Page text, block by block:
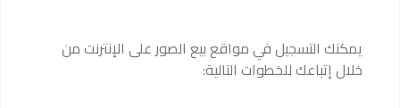
يمكنك التسجيل في مواقع بيع الصور على الإنترنت من
خلال إتباعك للخطوات التالية: